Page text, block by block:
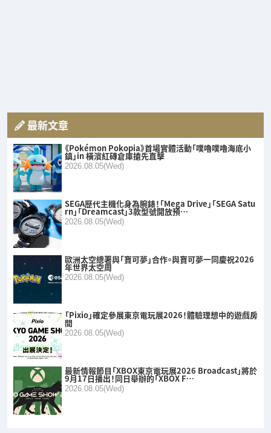
最新文章
《Pokémon Pokopia》首場實體活動「噗嚕噗嚕海底小
鎮」in 橫濱紅磚倉庫搶先直擊
2026.08.05(Wed)
SEGA歷代主機化身為腕錶！「Mega Drive」「SEGA Satu
rn」「Dreamcast」3款型號開放預…
2026.08.05(Wed)
歐洲太空總署與「寶可夢」合作。與寶可夢一同慶祝2026
年世界太空周
2026.08.05(Wed)
「Pixio」確定參展東京電玩展2026！體驗理想中的遊戲房
間
2026.08.05(Wed)
最新情報節目「XBOX東京電玩展2026 Broadcast」將於
9月17日播出！同日舉辦的「XBOX F…
2026.08.05(Wed)